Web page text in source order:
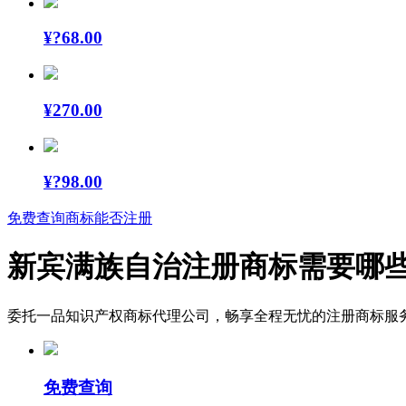
¥?68.00
¥270.00
¥?98.00
免费查询商标能否注册
新宾满族自治注册商标需要哪
委托一品知识产权商标代理公司，畅享全程无忧的注册商标服
免费查询